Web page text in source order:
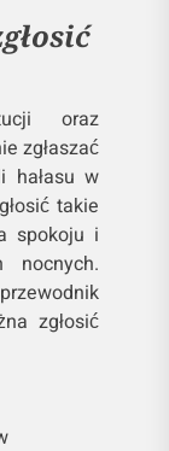
oraz
zgłaszać
hałasu w
takie
spokoju i
nocnych.
zgłosić